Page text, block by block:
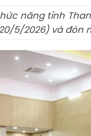
năng tỉnh
5/2026) và đón